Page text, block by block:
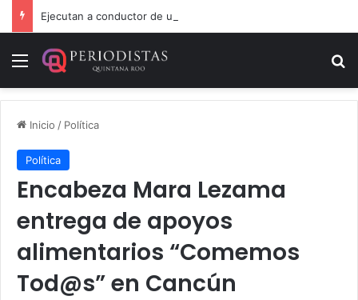
Ejecutan a conductor de un lujoso auto en Tulum
Menú
Inicio / Política
Política
Encabeza Mara Lezama
entrega de apoyos
alimentarios “Comemos
Tod@s” en Cancún